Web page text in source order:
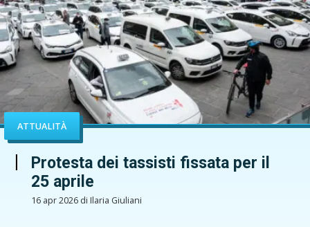
ATTUALITÀ
Protesta dei tassisti fissata per il
25 aprile
16 apr 2026 di Ilaria Giuliani